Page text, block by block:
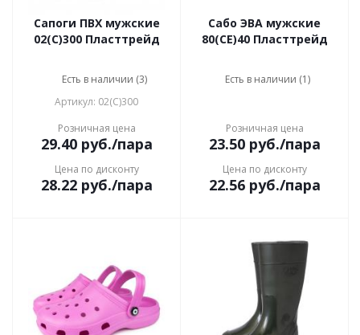
Сапоги ПВХ мужские
02(С)300 Пласттрейд
Есть в наличии (3)
Артикул: 02(С)300
Розничная цена
29.40руб./пара
Цена по дисконту
28.22руб./пара
Сабо ЭВА мужские
80(СЕ)40 Пласттрейд
Есть в наличии (1)
Розничная цена
23.50руб./пара
Цена по дисконту
22.56руб./пара